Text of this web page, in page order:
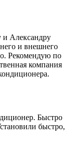
и Александру
и внешнего
Рекомендую по
компания
Быстро
быстро,